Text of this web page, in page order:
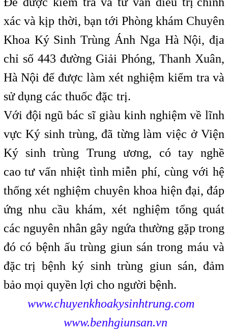
xác và kịp thời, bạn tới Phòng khám Chuyên
Khoa Ký Sinh Trùng Ánh Nga Hà Nội, địa
chỉ số 443 đường Giải Phóng, Thanh Xuân,
Hà Nội để được làm xét nghiệm kiểm tra và
sử dụng các thuốc đặc trị.
Với đội ngũ bác sĩ giàu kinh nghiệm về lĩnh
vực Ký sinh trùng, đã từng làm việc ở Viện
Ký sinh trùng Trung ương, có tay nghề
cao tư vấn nhiệt tình ,miễn phí, cùng với hệ
thống xét nghiệm chuyên khoa hiện đại, đáp
ứng nhu cầu khám, xét nghiệm tổng quát
các nguyên nhân gây ngứa thường gặp trong
đó có bệnh ấu trùng giun sán trong máu và
đặc trị bệnh ký sinh trùng giun sán, đảm
bảo mọi quyền lợi cho người bệnh.
www.chuyenkhoakysinhtrung.com
www.benhgiunsan.vn